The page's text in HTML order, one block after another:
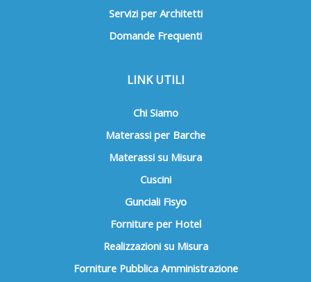
Servizi per Architetti
Domande Frequenti
LINK UTILI
Chi Siamo
Materassi per Barche
Materassi su Misura
Cuscini
Gunciali Fisyo
Forniture per Hotel
Realizzazioni su Misura
Forniture Pubblica Amministrazione